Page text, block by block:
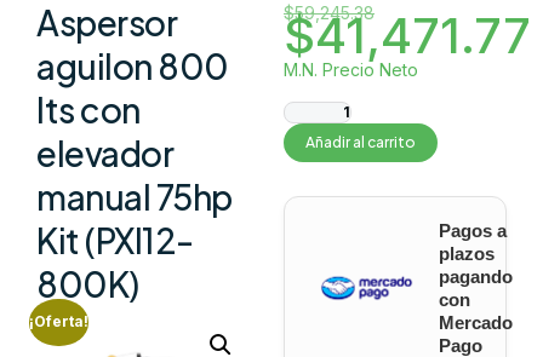
Aspersor
aguilon 800
lts con
elevador
manual 75hp
Kit (PXI12-
800K)
¡Oferta!
$59,245.38
$41,471.77
M.N. Precio Neto
Añadir al carrito
Pagos a
plazos
pagando
con
Mercado
Pago